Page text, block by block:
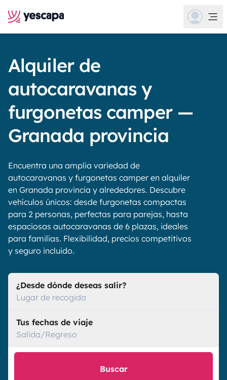
Alquiler de
autocaravanas y
furgonetas camper —
Granada provincia
Encuentra una amplia variedad de
autocaravanas y furgonetas camper en alquiler
en Granada provincia y alrededores. Descubre
vehículos únicos: desde furgonetas compactas
para 2 personas, perfectas para parejas, hasta
espaciosas autocaravanas de 6 plazas, ideales
para familias. Flexibilidad, precios competitivos
y seguro incluido.
¿Desde dónde deseas salir?
Lugar de recogida
Tus fechas de viaje
Salida/Regreso
Buscar